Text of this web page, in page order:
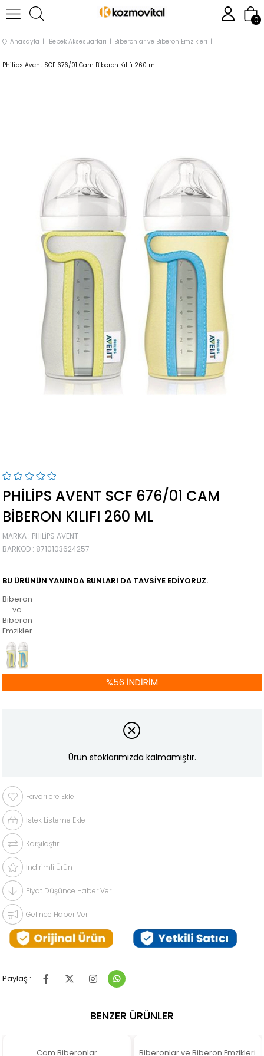
0
Anasayfa Bebek Aksesuarları Biberonlar ve Biberon Emzikleri
Philips Avent SCF 676/01 Cam Biberon Kılıfı 260 ml
PHILIPS AVENT SCF 676/01 CAM
BIBERON KILIFI 260 ML
MARKA : PHILIPS AVENT
BARKOD : 8710103624257
BU ÜRÜNÜN YANINDA BUNLARI DA TAVSIYE EDIYORUZ.
Biberonlar
ve
Biberon
Emzikleri
%56 İNDIRIM
Ürün stoklarımızda kalmamıştır.
Favorilere Ekle
İstek Listeme Ekle
Karşılaştır
İndirimli Ürün
Fiyat Düşünce Haber Ver
Gelince Haber Ver
Paylaş :
BENZER ÜRÜNLER
Cam Biberonlar Biberonlar ve Biberon Emzikleri